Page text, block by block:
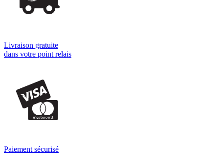
Livraison gratuite
dans votre point relais
Paiement sécurisé